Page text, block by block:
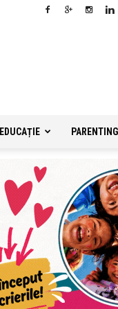
EDUCAȚIE PARENTING